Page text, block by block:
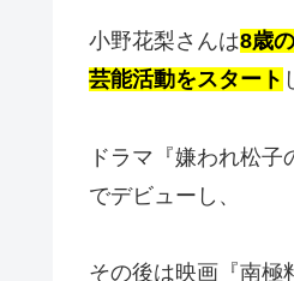
小野花梨さんは8歳
芸能活動をスタート
ドラマ『嫌われ松子
でデビューし、
その後は映画『南極